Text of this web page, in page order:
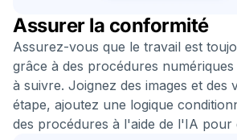
Assurer la conformité
Assurez-vous que le travail est
grâce à des procédures
à suivre. Joignez des images et des
étape, ajoutez une logique
des procédures à l'aide de l'IA pour